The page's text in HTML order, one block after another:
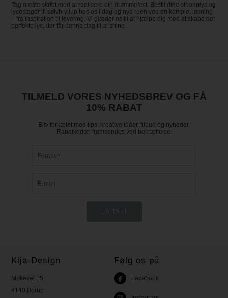
Tag næste skridt mod at realisere din drømmefest. Bestil dine stearinlys og
lysestager til sølvbryllup hos os i dag og nyd roen ved en komplet løsning
– fra inspiration til levering. Vi glæder os til at hjælpe dig med at skabe det
perfekte lys, der får denne dag til at shine.
TILMELD VORES NYHEDSBREV OG FÅ
10% RABAT
Bliv forkælet med tips, kreative idéer, tilbud og nyheder.
Rabatkoden fremsendes ved bekræftelse.
Kija-Design
Møllevej 15
4140 Borup
Følg os på
Facebook